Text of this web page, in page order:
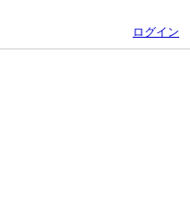
ログイン